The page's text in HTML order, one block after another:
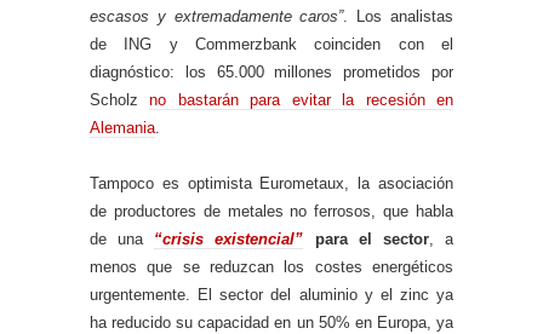
escasos y extremadamente caros”. Los analistas
de ING y Commerzbank coinciden con el
diagnóstico: los 65.000 millones prometidos por
Scholzno bastarán para evitar la recesión en
Alemania.
Tampoco es optimista Eurometaux, la asociación
de productores de metales no ferrosos, que habla
de una “crisis existencial” para el sector, a
menos que se reduzcan los costes energéticos
urgentemente. El sector del aluminio y el zinc ya
ha reducido su capacidad en un 50% en Europa, ya